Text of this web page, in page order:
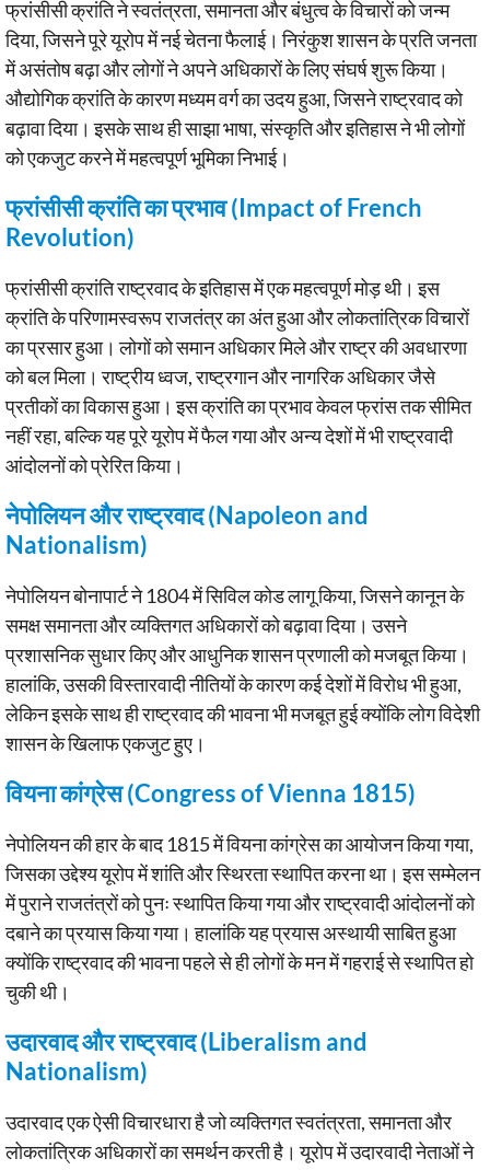
फ्रांसीसी क्रांति ने स्वतंत्रता, समानता और बंधुत्व के विचारों को जन्म
दिया, जिसने पूरे यूरोप में नई चेतना फैलाई। निरंकुश शासन के प्रति जनता
में असंतोष बढ़ा और लोगों ने अपने अधिकारों के लिए संघर्ष शुरू किया।
औद्योगिक क्रांति के कारण मध्यम वर्ग का उदय हुआ, जिसने राष्ट्रवाद को
बढ़ावा दिया। इसके साथ ही साझा भाषा, संस्कृति और इतिहास ने भी लोगों
को एकजुट करने में महत्वपूर्ण भूमिका निभाई।
फ्रांसीसी क्रांति का प्रभाव (Impact of French
Revolution)
फ्रांसीसी क्रांति राष्ट्रवाद के इतिहास में एक महत्वपूर्ण मोड़ थी। इस
क्रांति के परिणामस्वरूप राजतंत्र का अंत हुआ और लोकतांत्रिक विचारों
का प्रसार हुआ। लोगों को समान अधिकार मिले और राष्ट्र की अवधारणा
को बल मिला। राष्ट्रीय ध्वज, राष्ट्रगान और नागरिक अधिकार जैसे
प्रतीकों का विकास हुआ। इस क्रांति का प्रभाव केवल फ्रांस तक सीमित
नहीं रहा, बल्कि यह पूरे यूरोप में फैल गया और अन्य देशों में भी राष्ट्रवादी
आंदोलनों को प्रेरित किया।
नेपोलियन और राष्ट्रवाद (Napoleon and
Nationalism)
नेपोलियन बोनापार्ट ने 1804 में सिविल कोड लागू किया, जिसने कानून के
समक्ष समानता और व्यक्तिगत अधिकारों को बढ़ावा दिया। उसने
प्रशासनिक सुधार किए और आधुनिक शासन प्रणाली को मजबूत किया।
हालांकि, उसकी विस्तारवादी नीतियों के कारण कई देशों में विरोध भी हुआ,
लेकिन इसके साथ ही राष्ट्रवाद की भावना भी मजबूत हुई क्योंकि लोग विदेशी
शासन के खिलाफ एकजुट हुए।
वियना कांग्रेस (Congress of Vienna 1815)
नेपोलियन की हार के बाद 1815 में वियना कांग्रेस का आयोजन किया गया,
जिसका उद्देश्य यूरोप में शांति और स्थिरता स्थापित करना था। इस सम्मेलन
में पुराने राजतंत्रों को पुनः स्थापित किया गया और राष्ट्रवादी आंदोलनों को
दबाने का प्रयास किया गया। हालांकि यह प्रयास अस्थायी साबित हुआ
क्योंकि राष्ट्रवाद की भावना पहले से ही लोगों के मन में गहराई से स्थापित हो
चुकी थी।
उदारवाद और राष्ट्रवाद (Liberalism and
Nationalism)
उदारवाद एक ऐसी विचारधारा है जो व्यक्तिगत स्वतंत्रता, समानता और
लोकतांत्रिक अधिकारों का समर्थन करती है। यूरोप में उदारवादी नेताओं ने